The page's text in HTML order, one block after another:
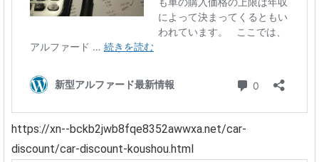
https://xn--bckb2jwb8fqe8352awwxa.net/car-
discount/car-discount-koushou.html